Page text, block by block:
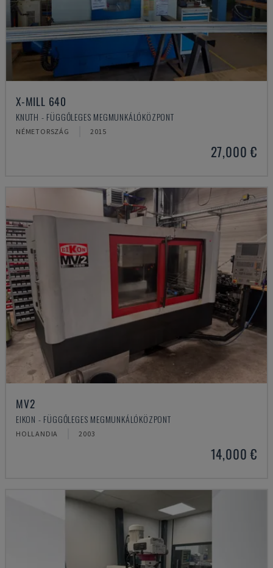
X-MILL 640
KNUTH - FÜGGŐLEGES MEGMUNKÁLÓKÖZPONT
NÉMETORSZÁG 2015
27,000 €
MV2
EIKON - FÜGGŐLEGES MEGMUNKÁLÓKÖZPONT
HOLLANDIA 2003
14,000 €